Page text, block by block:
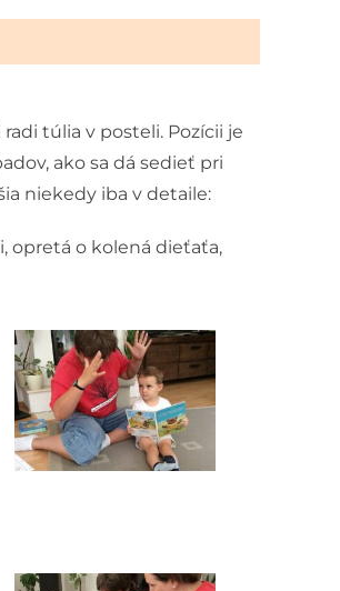
túlia v posteli. Pozícii je
ako sa dá sedieť pri
niekedy iba v detaile:
opretá o kolená dieťaťa,